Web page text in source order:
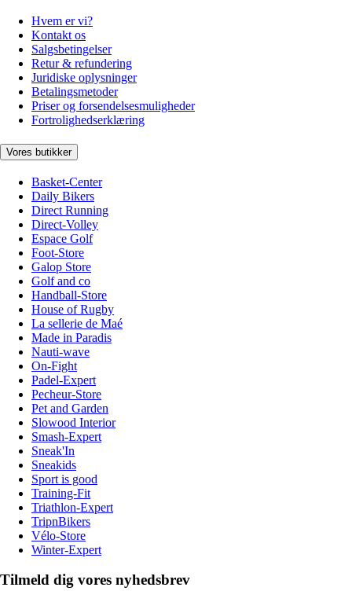
Hvem er vi?
Kontakt os
Salgsbetingelser
Retur & refundering
Juridiske oplysninger
Betalingsmetoder
Priser og forsendelsesmuligheder
Fortrolighedserklæring
Vores butikker
Basket-Center
Daily Bikers
Direct Running
Direct-Volley
Espace Golf
Foot-Store
Galop Store
Golf and co
Handball-Store
House of Rugby
La sellerie de Maé
Made in Paradis
Nauti-wave
On-Fight
Padel-Expert
Pecheur-Store
Pet and Garden
Slowood Interior
Smash-Expert
Sneak'In
Sneakids
Sport is good
Training-Fit
Triathlon-Expert
TripnBikers
Vélo-Store
Winter-Expert
Tilmeld dig vores nyhedsbrev